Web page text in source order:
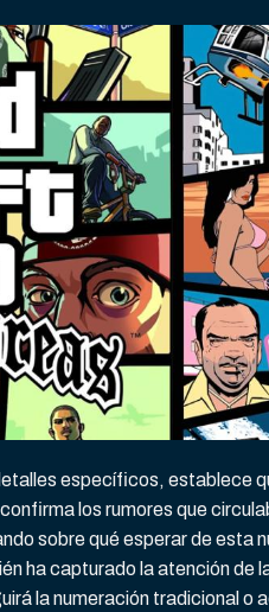
específicos, establece
los rumores que
sobre qué esperar de esta
ha capturado la atención de
la numeración tradicional o